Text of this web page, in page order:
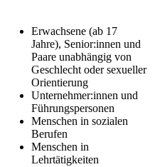
Erwachsene (ab 17
Jahre), Senior:innen und
Paare unabhängig von
Geschlecht oder sexueller
Orientierung
Unternehmer:innen und
Führungspersonen
Menschen in sozialen
Berufen
Menschen in
Lehrtätigkeiten